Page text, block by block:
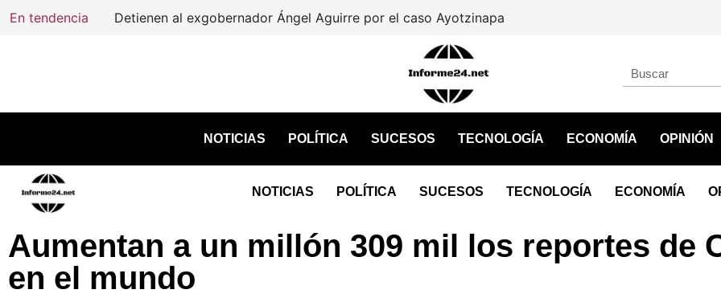
En tendencia Detienen al exgobernador Ángel Aguirre por el caso Ayotzinapa
NOTICIAS POLÍTICA SUCESOS TECNOLOGÍA ECONOMÍA OPINIÓN
NOTICIAS POLÍTICA SUCESOS TECNOLOGÍA ECONOMÍA
Aumentan a un millón 309 mil los reportes de
en el mundo